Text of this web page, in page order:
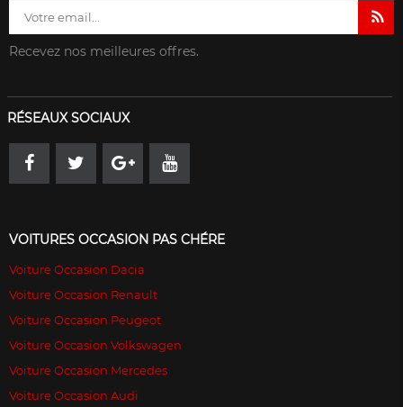
Recevez nos meilleures offres.
RÉSEAUX SOCIAUX
VOITURES OCCASION PAS CHÉRE
Voiture Occasion Dacia
Voiture Occasion Renault
Voiture Occasion Peugeot
Voiture Occasion Volkswagen
Voiture Occasion Mercedes
Voiture Occasion Audi